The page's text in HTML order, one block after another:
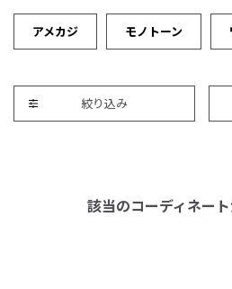
アメカジ モノトーン
絞り込み
該当のコーディネー